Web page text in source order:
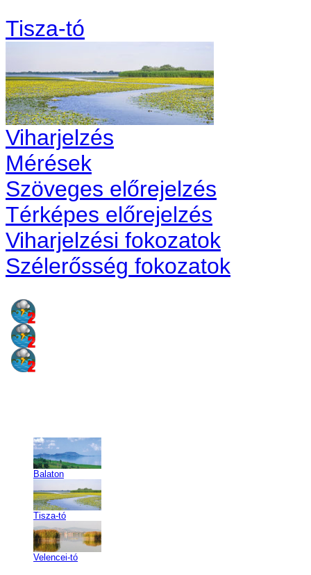
Tisza-tó
Viharjelzés
Mérések
Szöveges előrejelzés
Térképes előrejelzés
Viharjelzési fokozatok
Szélerősség fokozatok
Balaton
Tisza-tó
Velencei-tó